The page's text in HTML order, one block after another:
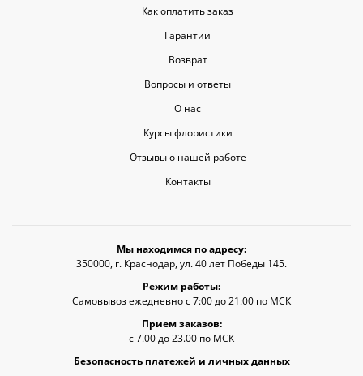
Как оплатить заказ
Гарантии
Возврат
Вопросы и ответы
О нас
Курсы флористики
Отзывы о нашей работе
Контакты
Мы находимся по адресу:
350000, г. Краснодар, ул. 40 лет Победы 145.
Режим работы:
Самовывоз ежедневно с 7:00 до 21:00 по МСК
Прием заказов:
с 7.00 до 23.00 по МСК
Безопасность платежей и личных данных